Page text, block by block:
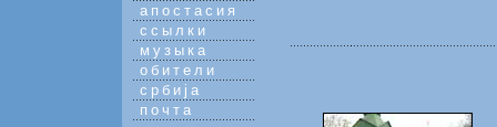
апостасия
ссылки
музыка
обители
србиja
почта